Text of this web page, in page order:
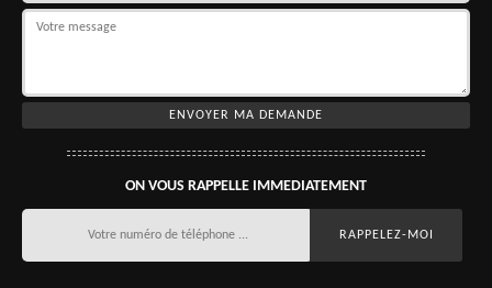
ON VOUS RAPPELLE IMMEDIATEMENT